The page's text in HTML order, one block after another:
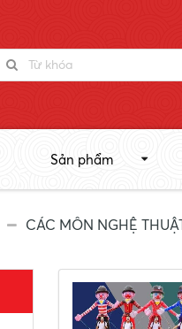
Sản phẩm
CÁC MÔN NGHỆ